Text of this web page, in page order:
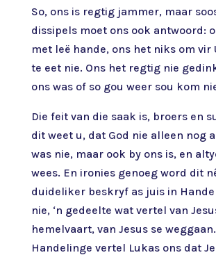
So, ons is regtig jammer, maar
dissipels moet ons ook antwoord:
met leë hande, ons het niks om vir
te eet nie. Ons het regtig nie
ons was of so gou weer sou kom
Die feit van die saak is, broers en
dit weet u, dat God nie alleen nog
was nie, maar ook by ons is, en
wees. En ironies genoeg word dit
duideliker beskryf as juis in
nie, ‘n gedeelte wat vertel van
hemelvaart, van Jesus se
Handelinge vertel Lukas ons dat